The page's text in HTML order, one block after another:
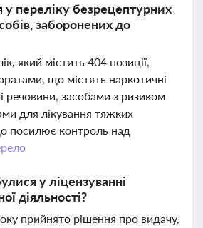
переліку безрецептурних
заборонених до
який містить 404 позиції,
що містять наркотичні
речовини, засобами з ризиком
для лікування тяжких
посилює контроль над
у ліцензуванні
діяльності?
прийнято рішення про видачу,